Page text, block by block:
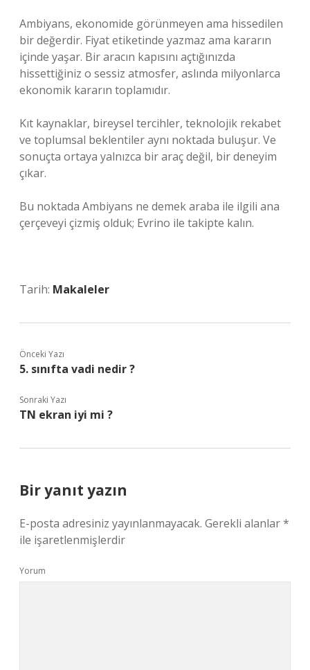
Ambiyans, ekonomide görünmeyen ama hissedilen
bir değerdir. Fiyat etiketinde yazmaz ama kararın
içinde yaşar. Bir aracın kapısını açtığınızda
hissettiğiniz o sessiz atmosfer, aslında milyonlarca
ekonomik kararın toplamıdır.
Kıt kaynaklar, bireysel tercihler, teknolojik rekabet
ve toplumsal beklentiler aynı noktada buluşur. Ve
sonuçta ortaya yalnızca bir araç değil, bir deneyim
çıkar.
Bu noktada Ambiyans ne demek araba ile ilgili ana
çerçeveyi çizmiş olduk; Evrino ile takipte kalın.
Tarih: Makaleler
Önceki Yazı
5. sınıfta vadi nedir ?
Sonraki Yazı
TN ekran iyi mi ?
Bir yanıt yazın
E-posta adresiniz yayınlanmayacak. Gerekli alanlar*
ile işaretlenmişlerdir
Yorum